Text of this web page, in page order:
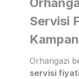
Servisi
Orhangazi
servisi